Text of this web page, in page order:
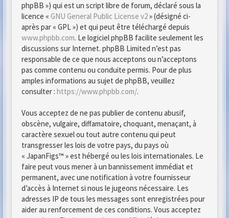
phpBB ») qui est un script libre de forum, déclaré sous la
licence « GNU General Public License v2» (désigné ci-
après par « GPL ») et qui peut être téléchargé depuis
www.phpbb.com. Le logiciel phpBB facilite seulement les
discussions sur Internet. phpBB Limited n’est pas
responsable de ce que nous acceptons ou n’acceptons
pas comme contenu ou conduite permis. Pour de plus
amples informations au sujet de phpBB, veuillez
consulter : https://www.phpbb.com/.
Vous acceptez de ne pas publier de contenu abusif,
obscène, vulgaire, diffamatoire, choquant, menaçant, à
caractère sexuel ou tout autre contenu qui peut
transgresser les lois de votre pays, du pays où
« JapanFigs™ » est hébergé ou les lois internationales. Le
faire peut vous mener à un bannissement immédiat et
permanent, avec une notification à votre fournisseur
d’accès à Internet si nous le jugeons nécessaire. Les
adresses IP de tous les messages sont enregistrées pour
aider au renforcement de ces conditions. Vous acceptez